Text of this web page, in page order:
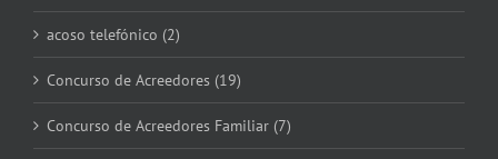
acoso telefónico (2)
Concurso de Acreedores (19)
Concurso de Acreedores Familiar (7)